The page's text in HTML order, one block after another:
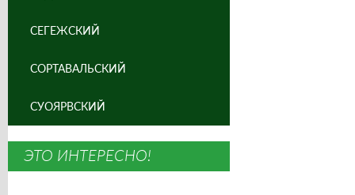
СЕГЕЖСКИЙ
СОРТАВАЛЬСКИЙ
СУОЯРВСКИЙ
ЭТО ИНТЕРЕСНО!